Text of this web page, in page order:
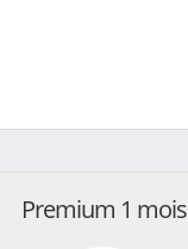
Premium 1 mois